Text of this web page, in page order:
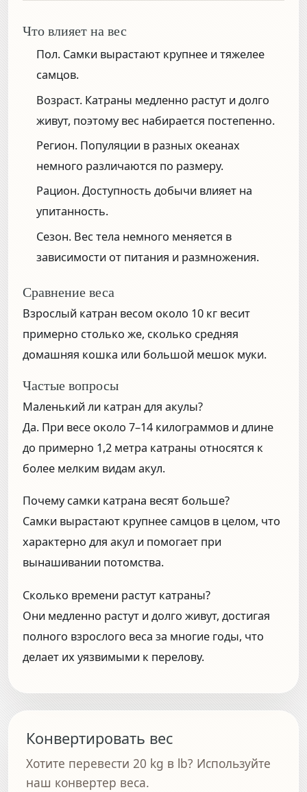
Что влияет на вес
Пол. Самки вырастают крупнее и тяжелее
самцов.
Возраст. Катраны медленно растут и долго
живут, поэтому вес набирается постепенно.
Регион. Популяции в разных океанах
немного различаются по размеру.
Рацион.Доступность добычи влияет на
упитанность.
Сезон. Вес тела немного меняется в
зависимости от питания и размножения.
Сравнение веса
Взрослый катран весом около 10 кг весит
примерно столько же, сколько средняя
домашняя кошка или большой мешок муки.
Частые вопросы
Маленький ли катран для акулы?
Да. При весе около 7–14 килограммов и длине
до примерно 1,2 метра катраны относятся к
более мелким видам акул.
Почему самки катрана весят больше?
Самки вырастают крупнее самцов в целом, что
характерно для акул и помогает при
вынашивании потомства.
Сколько времени растут катраны?
Они медленно растут и долго живут, достигая
полного взрослого веса за многие годы, что
делает их уязвимыми к перелову.
Конвертировать вес
Хотите перевести 20 kg в lb? Используйте
наш конвертер веса.